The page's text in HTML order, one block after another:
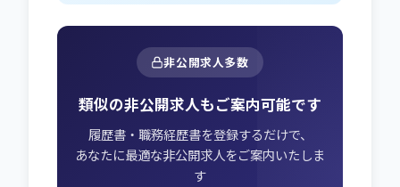
非公開求人多数
類似の非公開求人もご案内可能です
履歴書・職務経歴書を登録するだけで、
あなたに最適な非公開求人をご案内いたしま
す